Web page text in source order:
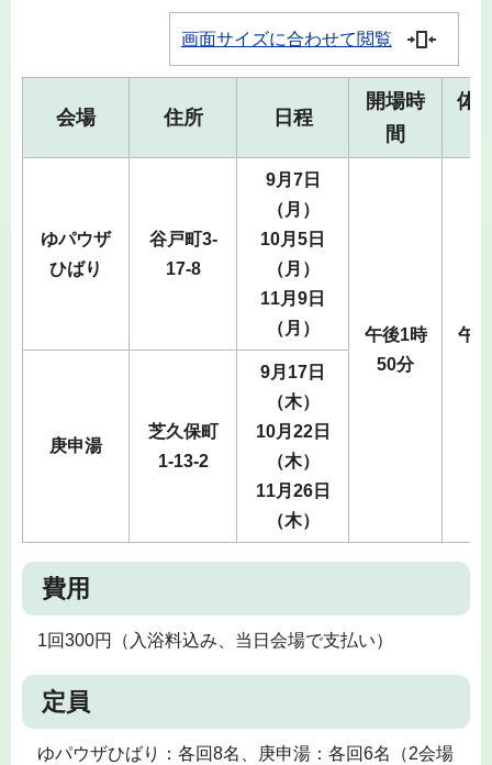
画面サイズに合わせて閲覧
会場 住所 日程
開場時
間
体
ゆパウザ
ひばり
谷戸町3-
17-8
9月7日
（月）
10月5日
（月）
11月9日
（月）
午後1時
50分
午
庚申湯
芝久保町
1-13-2
9月17日
（木）
10月22日
（木）
11月26日
（木）
費用
1回300円（入浴料込み、当日会場で支払い）
定員
ゆパウザひばり：各回8名、庚申湯：各回6名（2会場